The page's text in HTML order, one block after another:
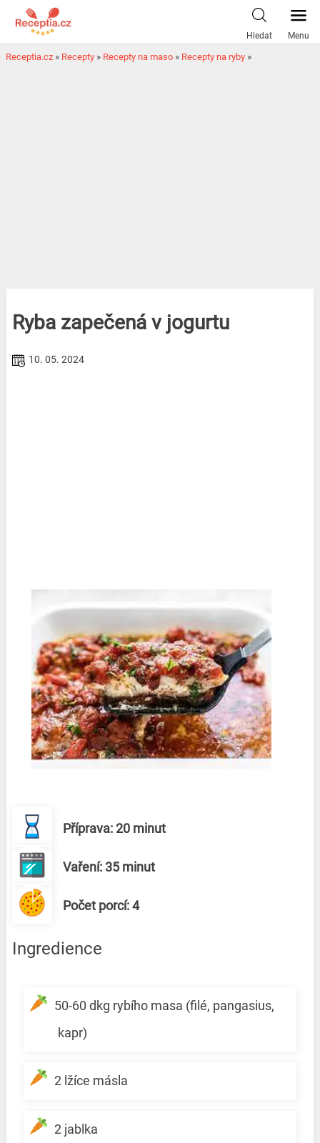
Hledat Menu
Receptia.cz » Recepty » Recepty na maso » Recepty na ryby »
Ryba zapečená v jogurtu
10. 05. 2024
Příprava: 20 minut
Vaření: 35 minut
Počet porcí: 4
Ingredience
50-60 dkg rybího masa (filé, pangasius,
kapr)
2 lžíce másla
2 jablka